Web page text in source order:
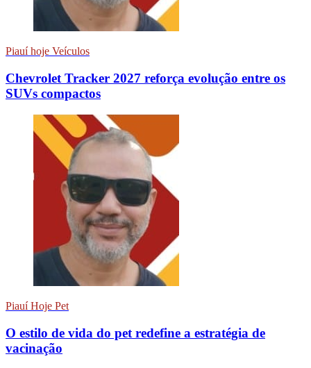
Piauí hoje Veículos
Chevrolet Tracker 2027 reforça evolução entre os
SUVs compactos
Piauí Hoje Pet
O estilo de vida do pet redefine a estratégia de
vacinação